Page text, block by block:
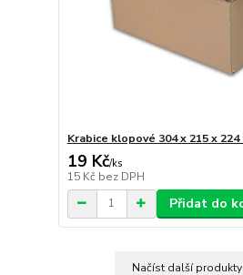
Krabice klopové 304 x 215 x
19 Kč/ks
15 Kč bez DPH
Přidat do
Načíst další produkty